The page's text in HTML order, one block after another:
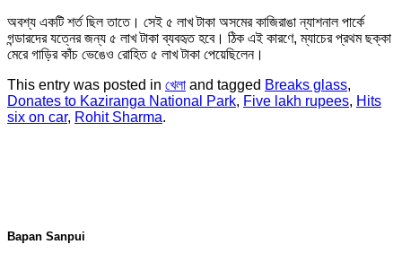
অবশ্য একটি শর্ত ছিল তাতে। সেই ৫ লাখ টাকা অসমের কাজিরাঙা ন্যাশনাল পার্কে
গন্ডারদের যত্নের জন্য ৫ লাখ টাকা ব্যবহৃত হবে। ঠিক এই কারণে, ম্যাচের প্রথম ছক্কা
মেরে গাড়ির কাঁচ ভেঙেও রোহিত ৫ লাখ টাকা পেয়েছিলেন।
This entry was posted in খেলা and tagged Breaks glass,
Donates to Kaziranga National Park, Five lakh rupees, Hits
six on car, Rohit Sharma.
Bapan Sanpui